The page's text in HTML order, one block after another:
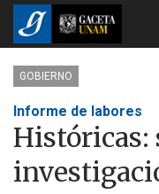
GOBIERNO
Informe de labores
Históricas: